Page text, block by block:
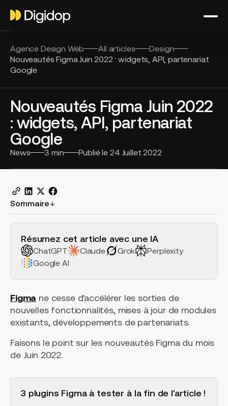
Agence Design Web All articles
Design
Nouveautés Figma Juin 2022 : widgets, API, partenariat
Google
Nouveautés Figma Juin 2022
: widgets, API, partenariat
Google
News 3 min Publié le 24 Juillet 2022
Sommaire
Résumez cet article avec une IA
ChatGPT Claude Grok
Perplexity
Google AI
Figma ne cesse d'accélérer les sorties de
nouvelles fonctionnalités, mises à jour de modules
existants, développements de partenariats.
Faisons le point sur les nouveautés Figma du mois
de Juin 2022.
3 plugins Figma à tester à la fin de l'article !